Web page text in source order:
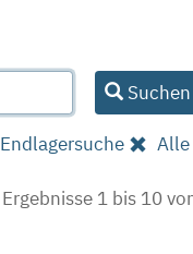
Suchen
1 bis 10